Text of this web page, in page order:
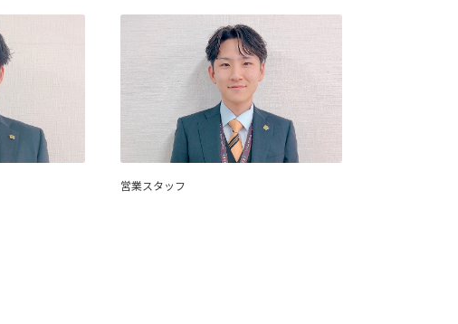
営業スタッフ